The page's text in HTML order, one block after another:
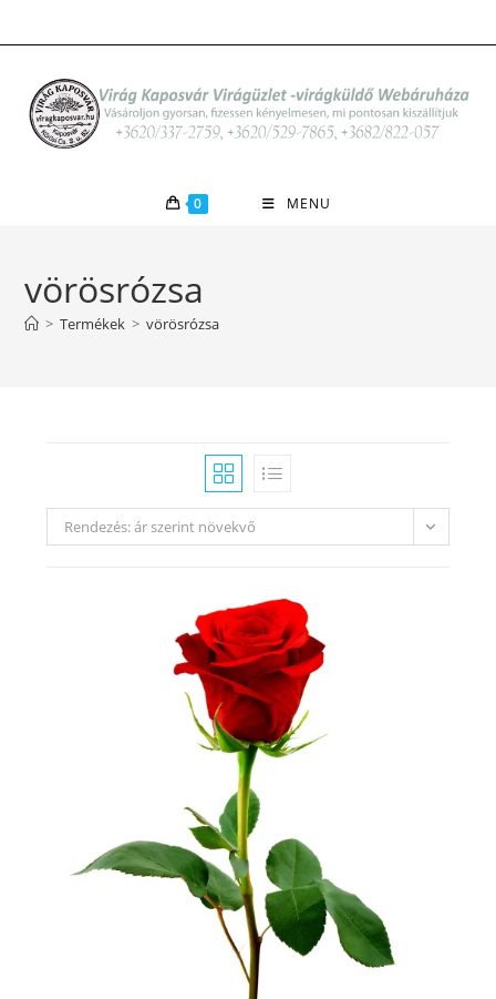
to
0 MENU
vörösrózsa
> Termékek > vörösrózsa
Rendezés: ár szerint növekvő